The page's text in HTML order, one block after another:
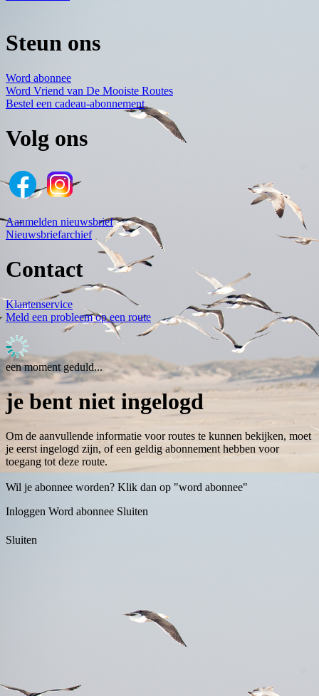
Steun ons
Word abonnee
Word Vriend van De Mooiste Routes
Bestel een cadeau-abonnement
Volg ons
Aanmelden nieuwsbrief
Nieuwsbriefarchief
Contact
Klantenservice
Meld een probleem op een route
een moment geduld...
je bent niet ingelogd
Om de aanvullende informatie voor routes te kunnen bekijken, moet
je eerst ingelogd zijn, of een geldig abonnement hebben voor
toegang tot deze route.
Wil je abonnee worden? Klik dan op "word abonnee"
Inloggen Word abonnee Sluiten
Sluiten